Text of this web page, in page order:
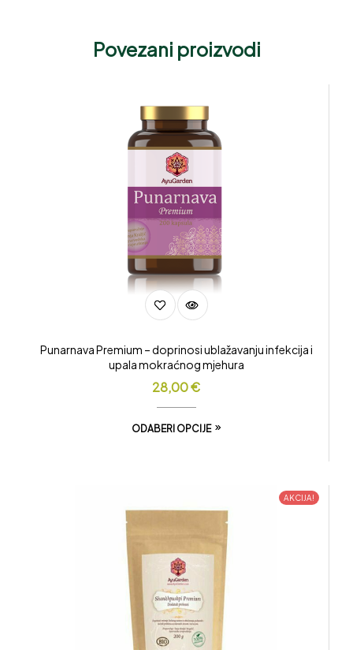
Povezani proizvodi
Punarnava Premium – doprinosi ublažavanju infekcija i
upala mokraćnog mjehura
28,00€
ODABERI OPCIJE
AKCIJA!